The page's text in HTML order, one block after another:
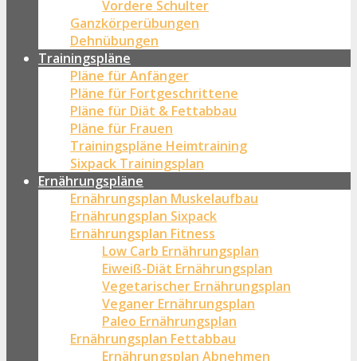
Vordere Schulter
Ganzkörperübungen
Dehnübungen
Trainingspläne
Pläne für Anfänger
Pläne für Fortgeschrittene
Pläne für Diät & Fettabbau
Pläne für Frauen
Trainingspläne Heimtraining
Sixpack Trainingsplan
Ernährungspläne
Ernährungsplan Muskelaufbau
Ernährungsplan Sixpack
Ernährungsplan Fitness
Low Carb Ernährungsplan
Eiweiß-Diät Ernährungsplan
Vegetarischer Ernährungsplan
Veganer Ernährungsplan
Paleo Ernährungsplan
Ernährungsplan Fettabbau
Ernährungsplan Abnehmen